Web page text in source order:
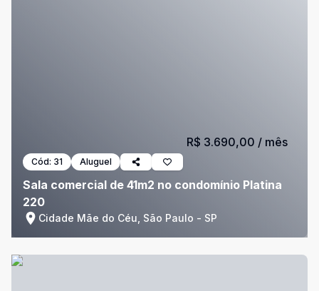
Cód: 31 Aluguel
Sala comercial de 41m2 no condomínio Platina
220
Cidade Mãe do Céu, São Paulo - SP
R$ 3.690,00 / mês